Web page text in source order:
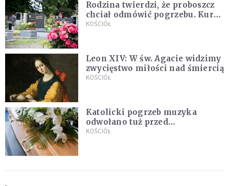
Rodzina twierdzi, że proboszcz
chciał odmówić pogrzebu. Kuria
zapowiada wyjaśnienia
KOŚCIÓŁ
Leon XIV: W św. Agacie widzimy
zwycięstwo miłości nad śmiercią
KOŚCIÓŁ
Katolicki pogrzeb muzyka
odwołano tuż przed
uroczystością. Powodem była
KOŚCIÓŁ